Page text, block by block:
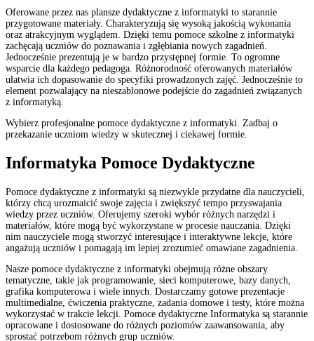
Oferowane przez nas plansze dydaktyczne z informatyki to starannie
przygotowane materiały. Charakteryzują się wysoką jakością wykonania
oraz atrakcyjnym wyglądem. Dzięki temu pomoce szkolne z informatyki
zachęcają uczniów do poznawania i zgłębiania nowych zagadnień.
Jednocześnie prezentują je w bardzo przystępnej formie. To ogromne
wsparcie dla każdego pedagoga. Różnorodność oferowanych materiałów
ułatwia ich dopasowanie do specyfiki prowadzonych zajęć. Jednocześnie to
element pozwalający na nieszablonowe podejście do zagadnień związanych
z informatyką.
Wybierz profesjonalne pomoce dydaktyczne z informatyki. Zadbaj o
przekazanie uczniom wiedzy w skutecznej i ciekawej formie.
Informatyka Pomoce Dydaktyczne
Pomoce dydaktyczne z informatyki są niezwykle przydatne dla nauczycieli,
którzy chcą urozmaicić swoje zajęcia i zwiększyć tempo przyswajania
wiedzy przez uczniów. Oferujemy szeroki wybór różnych narzędzi i
materiałów, które mogą być wykorzystane w procesie nauczania. Dzięki
nim nauczyciele mogą stworzyć interesujące i interaktywne lekcje, które
angażują uczniów i pomagają im lepiej zrozumieć omawiane zagadnienia.
Nasze pomoce dydaktyczne z informatyki obejmują różne obszary
tematyczne, takie jak programowanie, sieci komputerowe, bazy danych,
grafika komputerowa i wiele innych. Dostarczamy gotowe prezentacje
multimedialne, ćwiczenia praktyczne, zadania domowe i testy, które można
wykorzystać w trakcie lekcji. Pomoce dydaktyczne Informatyka są starannie
opracowane i dostosowane do różnych poziomów zaawansowania, aby
sprostać potrzebom różnych grup uczniów.